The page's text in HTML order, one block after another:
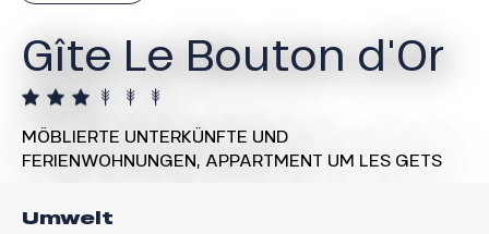
Gîte Le Bouton d'Or
MÖBLIERTE UNTERKÜNFTE UND
FERIENWOHNUNGEN, APPARTMENT UM LES GETS
Umwelt